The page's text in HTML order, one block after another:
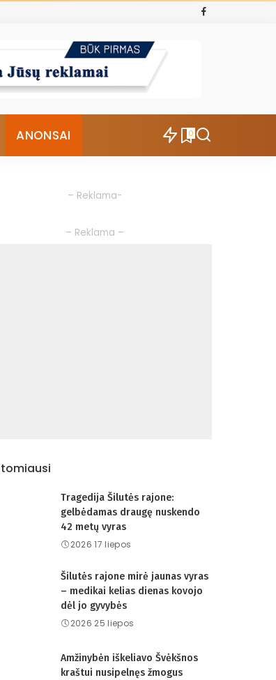
ANONSAI 0
– Reklama-
– Reklama –
Tragedija Šilutės rajone:
gelbėdamas draugę nuskendo
42 metų vyras
2026 17 liepos
Šilutės rajone mirė jaunas vyras
– medikai kelias dienas kovojo
dėl jo gyvybės
2026 25 liepos
Amžinybėn iškeliavo Švėkšnos
kraštui nusipelnęs žmogus